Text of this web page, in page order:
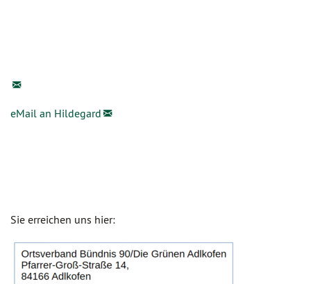
eMail an Hildegard
Sie erreichen uns hier: